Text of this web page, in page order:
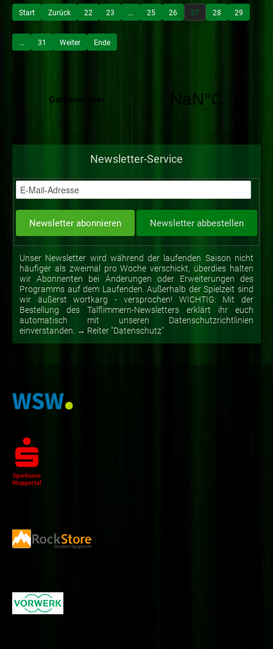
Start Zurück 22 23 ... 25 26 27 28 29
... 31 Weiter Ende
Newsletter-Service
Unser Newsletter wird während der laufenden Saison nicht
häufiger als zweimal pro Woche verschickt, überdies halten
wir Abonnenten bei Änderungen oder Erweiterungen des
Programms auf dem Laufenden. Außerhalb der Spielzeit sind
wir äußerst wortkarg - versprochen! WICHTIG: Mit der
Bestellung des Talflimmern-Newsletters erklärt ihr euch
automatisch mit unseren Datenschutzrichtlinien
einverstanden. → Reiter "Datenschutz"